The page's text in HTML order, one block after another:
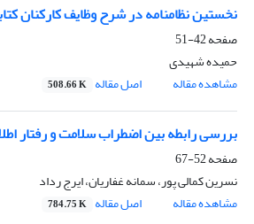
نخستین نظامنامه در شرح وظایف کارکنان
صفحه42-51
حمیده شهیدی
مشاهده مقاله
اصل مقاله 508.66 K
بررسی رابطه بین اضطراب سلامت و رفتار
صفحه52-67
نسرین کمالی پور، سمانه غفاریان، ایرج رداد
مشاهده مقاله
اصل مقاله 784.75 K